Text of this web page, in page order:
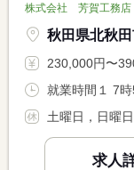
株式会社 芳賀工務店
秋田県北秋
230,000円〜390,000円 ※フルタ
就業時間１ 7
土曜日，日曜
求人